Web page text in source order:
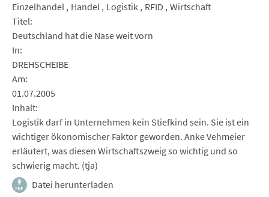
Einzelhandel Handel Logistik RFID Wirtschaft
Titel
Deutschland hat die Nase weit vorn
In
DREHSCHEIBE
Am
01.07.2005
Inhalt
Logistik darf in Unternehmen kein Stiefkind sein. Sie ist ein
wichtiger ökonomischer Faktor geworden. Anke Vehmeier
erläutert, was diesen Wirtschaftszweig so wichtig und so
schwierig macht. (tja)
Datei herunterladen